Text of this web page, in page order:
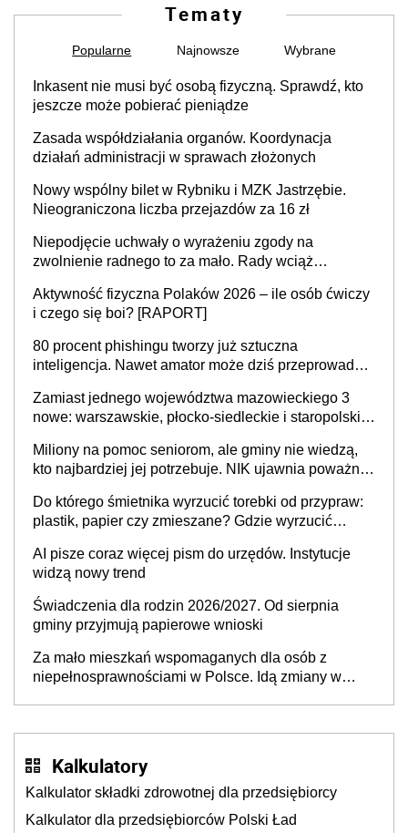
Tematy
Popularne Najnowsze Wybrane
Inkasent nie musi być osobą fizyczną. Sprawdź, kto
jeszcze może pobierać pieniądze
Zasada współdziałania organów. Koordynacja
działań administracji w sprawach złożonych
Nowy wspólny bilet w Rybniku i MZK Jastrzębie.
Nieograniczona liczba przejazdów za 16 zł
Niepodjęcie uchwały o wyrażeniu zgody na
zwolnienie radnego to za mało. Rady wciąż
sprawy
Aktywność fizyczna Polaków 2026 – ile osób ćwiczy
i czego się boi? [RAPORT]
80 procent phishingu tworzy już sztuczna
inteligencja. Nawet amator może dziś przeprowadzić
Zamiast jednego województwa mazowieckiego 3
nowe: warszawskie, płocko-siedleckie i staropolskie.
stołecznych
Miliony na pomoc seniorom, ale gminy nie wiedzą,
kto najbardziej jej potrzebuje. NIK ujawnia poważną
Do którego śmietnika wyrzucić torebki od przypraw:
plastik, papier czy zmieszane? Gdzie wyrzucić
AI pisze coraz więcej pism do urzędów. Instytucje
widzą nowy trend
Świadczenia dla rodzin 2026/2027. Od sierpnia
gminy przyjmują papierowe wnioski
Za mało mieszkań wspomaganych dla osób z
niepełnosprawnościami w Polsce. Idą zmiany w
Kalkulatory
Kalkulator składki zdrowotnej dla przedsiębiorcy
Kalkulator dla przedsiębiorców Polski Ład